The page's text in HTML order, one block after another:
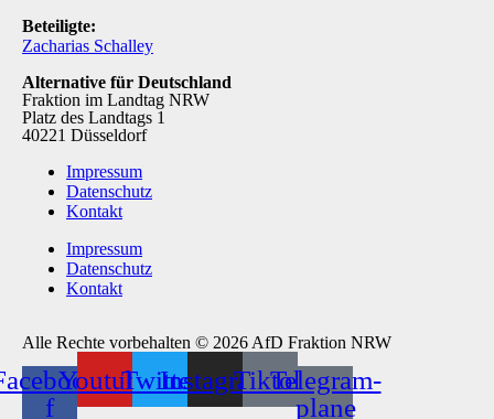
Beteiligte:
Zacharias Schalley
Alternative für Deutschland
Fraktion im Landtag NRW
Platz des Landtags 1
40221 Düsseldorf
Impressum
Datenschutz
Kontakt
Impressum
Datenschutz
Kontakt
Alle Rechte vorbehalten © 2026 AfD Fraktion NRW
f
YoutubeTwitterInstagramTiktokTelegram-
plane